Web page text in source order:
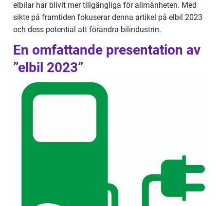
elbilar har blivit mer tillgängliga för allmänheten. Med
sikte på framtiden fokuserar denna artikel på elbil 2023
och dess potential att förändra bilindustrin.
En omfattande presentation av
”elbil 2023”